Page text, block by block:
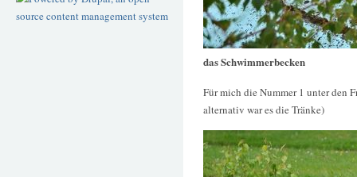
das Schwimmerbecken
Für mich die Nummer 1 unter den
alternativ war es die Tränke)